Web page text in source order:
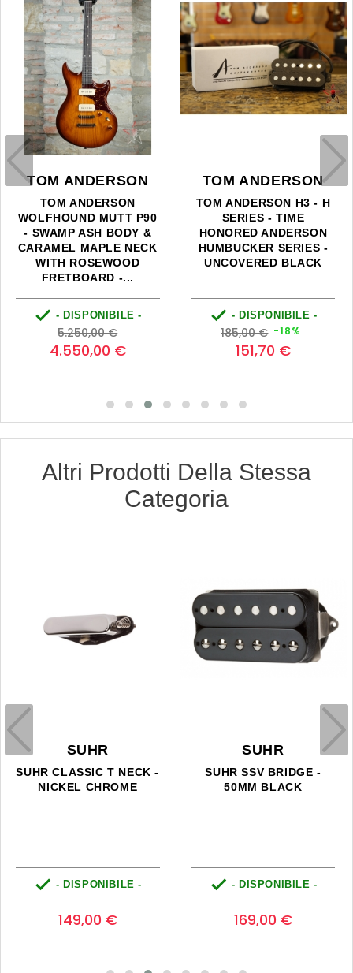
TOM ANDERSON
TOM ANDERSON
WOLFHOUND MUTT P90
- SWAMP ASH BODY &
CARAMEL MAPLE NECK
WITH ROSEWOOD
FRETBOARD -...
 - DISPONIBILE -
Prezzo
base
5.250,00 €Prezzo
4.550,00 €
TOM ANDERSON
TOM ANDERSON H3 - H
SERIES - TIME
HONORED ANDERSON
HUMBUCKER SERIES -
UNCOVERED BLACK
 - DISPONIBILE -
Prezzo
base
185,00 € -18%
151,70 €
Altri Prodotti Della Stessa
Categoria
SUHR
SUHR CLASSIC T NECK -
NICKEL CHROME
 - DISPONIBILE -
149,00 €
SUHR
SUHR SSV BRIDGE -
50MM BLACK
 - DISPONIBILE -
169,00 €